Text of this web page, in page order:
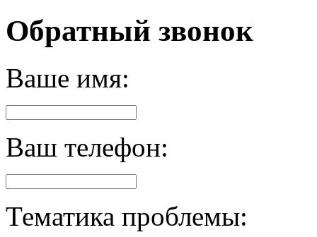
Обратный звонок
Ваше имя:
Ваш телефон:
Тематика проблемы: